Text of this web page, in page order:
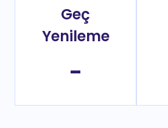
Geç
Yenileme
-